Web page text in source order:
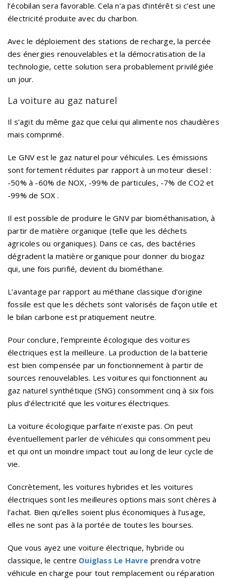
l’écobilan sera favorable. Cela n’a pas d’intérêt si c’est une
électricité produite avec du charbon.
Avec le déploiement des stations de recharge, la percée
des énergies renouvelables et la démocratisation de la
technologie, cette solution sera probablement privilégiée
un jour.
La voiture au gaz naturel
Il s’agit du même gaz que celui qui alimente nos chaudières
mais comprimé.
Le GNV est le gaz naturel pour véhicules. Les émissions
sont fortement réduites par rapport à un moteur diesel :
-50% à -60% de NOX, -99% de particules, -7% de CO2 et
-99% de SOX .
Il est possible de produire le GNV par biométhanisation, à
partir de matière organique (telle que les déchets
agricoles ou organiques). Dans ce cas, des bactéries
dégradent la matière organique pour donner du biogaz
qui, une fois purifié, devient du biométhane.
L’avantage par rapport au méthane classique d’origine
fossile est que les déchets sont valorisés de façon utile et
le bilan carbone est pratiquement neutre.
Pour conclure, l’empreinte écologique des voitures
électriques est la meilleure. La production de la batterie
est bien compensée par un fonctionnement à partir de
sources renouvelables. Les voitures qui fonctionnent au
gaz naturel synthétique (SNG) consomment cinq à six fois
plus d’électricité que les voitures électriques.
La voiture écologique parfaite n’existe pas. On peut
éventuellement parler de véhicules qui consomment peu
et qui ont un moindre impact tout au long de leur cycle de
vie.
Concrètement, les voitures hybrides et les voitures
électriques sont les meilleures options mais sont chères à
l’achat. Bien qu’elles soient plus économiques à l’usage,
elles ne sont pas à la portée de toutes les bourses.
Que vous ayez une voiture électrique, hybride ou
classique, le centre Ouiglass Le Havre prendra votre
véhicule en charge pour tout remplacement ou réparation